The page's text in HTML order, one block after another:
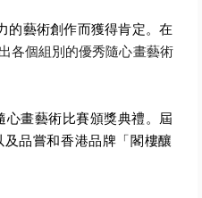
的藝術創作而獲得肯定。在
各個組別的優秀隨心畫藝術
心畫藝術比賽頒獎典禮。屆
品嘗和香港品牌「閣樓釀